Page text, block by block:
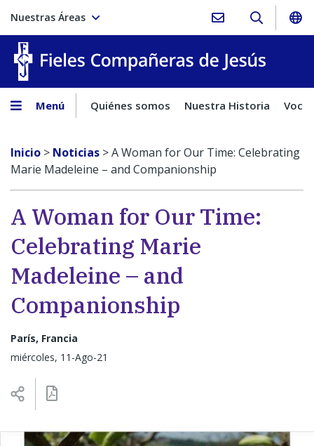
Nuestras Áreas
Menú Quiénes somos Nuestra Historia
Inicio > Noticias >A Woman for Our Time: Celebrating
Marie Madeleine – and Companionship
A Woman for Our Time:
Celebrating Marie
Madeleine – and
Companionship
París, Francia
miércoles, 11-Ago-21